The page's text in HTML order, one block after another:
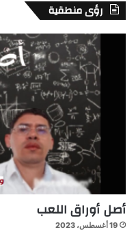
رؤى منطقية
أصل أوراق اللعب
19 أغسطس، 2023